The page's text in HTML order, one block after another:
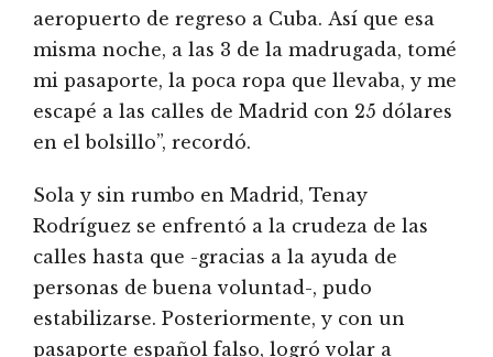
aeropuerto de regreso a Cuba. Así que esa
misma noche, a las 3 de la madrugada, tomé
mi pasaporte, la poca ropa que llevaba, y me
escapé a las calles de Madrid con 25 dólares
en el bolsillo”, recordó.
Sola y sin rumbo en Madrid, Tenay
Rodríguez se enfrentó a la crudeza de las
calles hasta que -gracias a la ayuda de
personas de buena voluntad-, pudo
estabilizarse. Posteriormente, y con un
pasaporte español falso, logró volar a